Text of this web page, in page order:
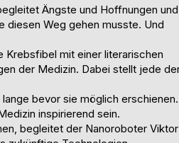
Ängste und Hoffnungen und
diesen Weg gehen musste. Und
Krebsfibel mit einer literarischen
der Medizin. Dabei stellt jede
bevor sie möglich erschienen.
inspirierend sein.
begleitet der Nanoroboter Viktor